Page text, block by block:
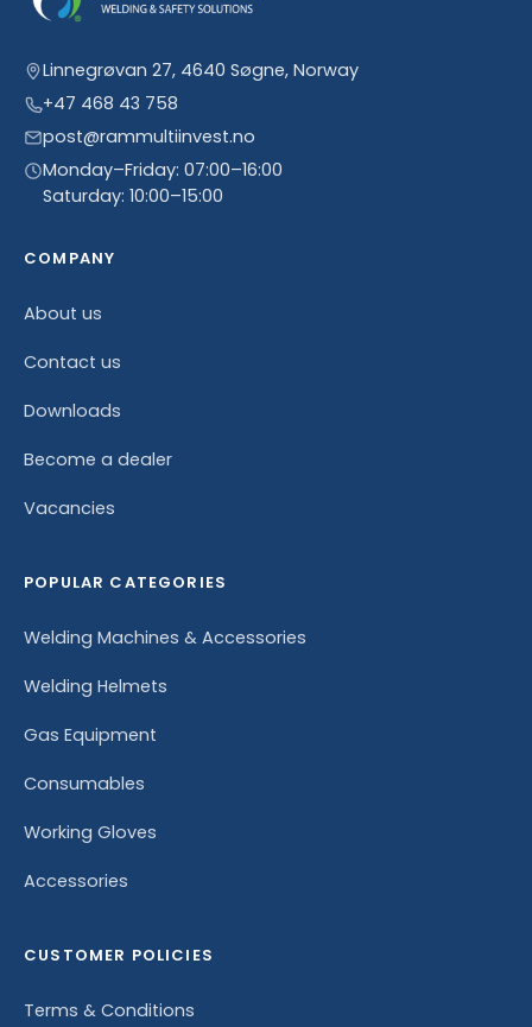
Linnegrøvan 27, 4640 Søgne, Norway
+47 468 43 758
post@rammultiinvest.no
Monday–Friday: 07:00–16:00
Saturday: 10:00–15:00
COMPANY
About us
Contact us
Downloads
Become a dealer
Vacancies
POPULAR CATEGORIES
Welding Machines & Accessories
Welding Helmets
Gas Equipment
Consumables
Working Gloves
Accessories
CUSTOMER POLICIES
Terms & Conditions